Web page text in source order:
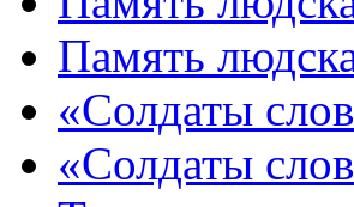
Память
«Солдаты
«Солдаты